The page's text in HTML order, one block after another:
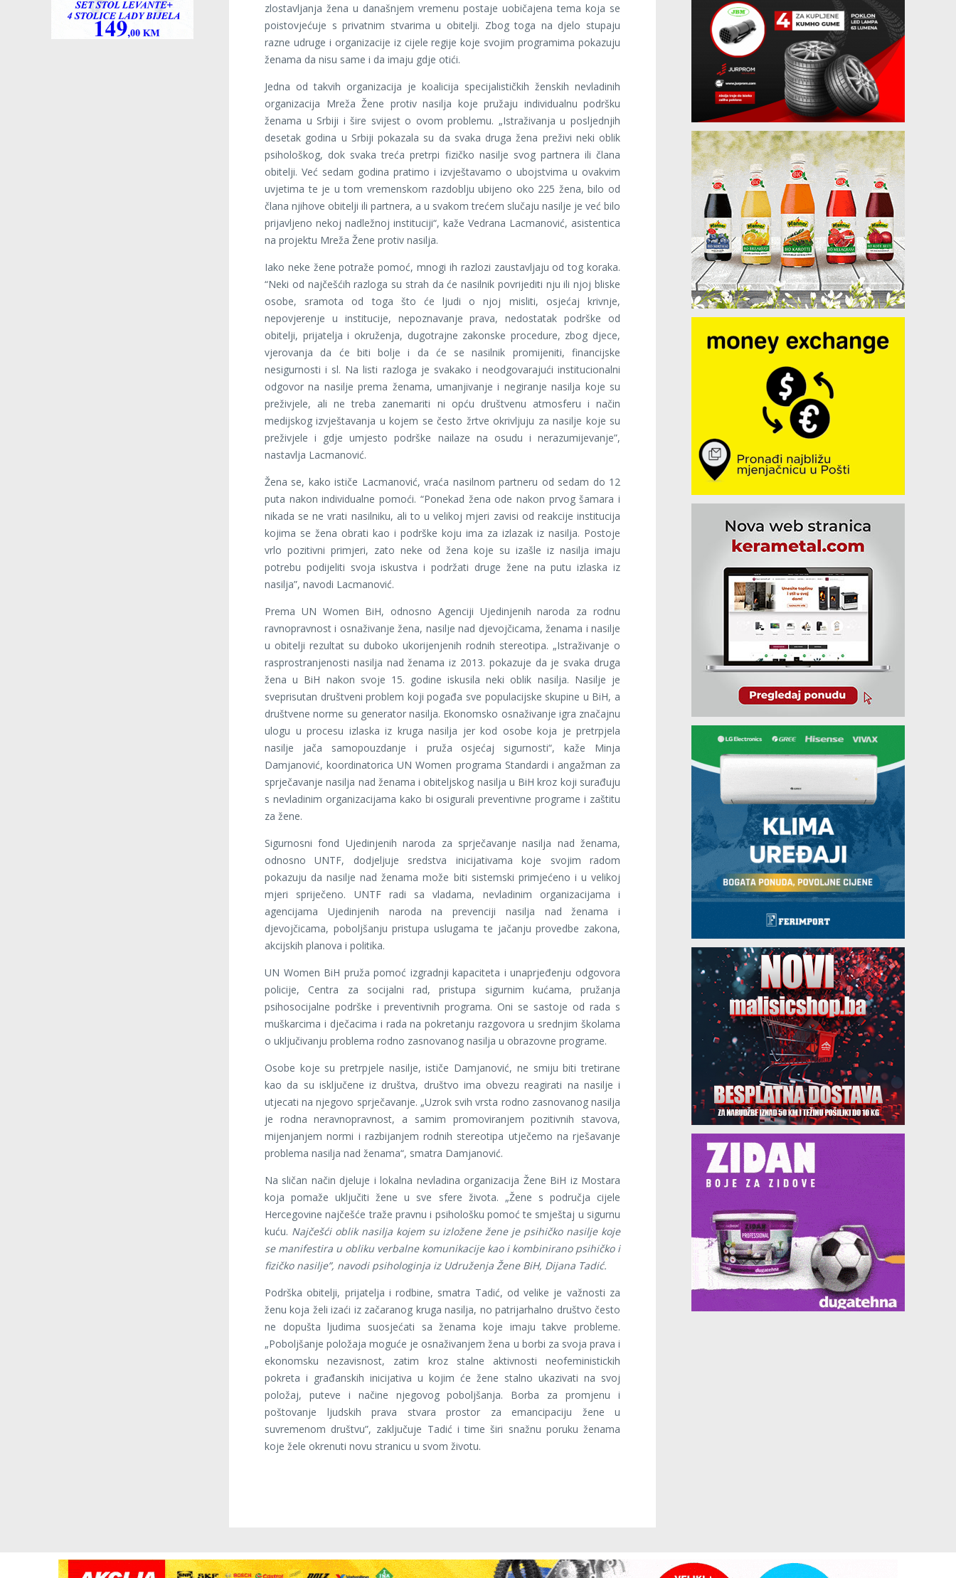
zlostavljanja žena u današnjem vremenu postaje uobičajena tema koja se
poistovjećuje s privatnim stvarima u obitelji. Zbog toga na djelo stupaju
razne udruge i organizacije iz cijele regije koje svojim programima pokazuju
ženama da nisu same i da imaju gdje otići.
Jedna od takvih organizacija je koalicija specijalističkih ženskih nevladinih
organizacija Mreža Žene protiv nasilja koje pružaju individualnu podršku
ženama u Srbiji i šire svijest o ovom problemu. „Istraživanja u posljednjih
desetak godina u Srbiji pokazala su da svaka druga žena preživi neki oblik
psihološkog, dok svaka treća pretrpi fizičko nasilje svog partnera ili člana
obitelji. Već sedam godina pratimo i izvještavamo o ubojstvima u ovakvim
uvjetima te je u tom vremenskom razdoblju ubijeno oko 225 žena, bilo od
člana njihove obitelji ili partnera, a u svakom trećem slučaju nasilje je već bilo
prijavljeno nekoj nadležnoj instituciji“, kaže Vedrana Lacmanović, asistentica
na projektu Mreža Žene protiv nasilja.
Iako neke žene potraže pomoć, mnogi ih razlozi zaustavljaju od tog koraka.
“Neki od najčešćih razloga su strah da će nasilnik povrijediti nju ili njoj bliske
osobe, sramota od toga što će ljudi o njoj misliti, osjećaj krivnje,
nepovjerenje u institucije, nepoznavanje prava, nedostatak podrške od
obitelji, prijatelja i okruženja, dugotrajne zakonske procedure, zbog djece,
vjerovanja da će biti bolje i da će se nasilnik promijeniti, financijske
nesigurnosti i sl. Na listi razloga je svakako i neodgovarajući institucionalni
odgovor na nasilje prema ženama, umanjivanje i negiranje nasilja koje su
preživjele, ali ne treba zanemariti ni opću društvenu atmosferu i način
medijskog izvještavanja u kojem se često žrtve okrivljuju za nasilje koje su
preživjele i gdje umjesto podrške nailaze na osudu i nerazumijevanje”,
nastavlja Lacmanović.
Žena se, kako ističe Lacmanović, vraća nasilnom partneru od sedam do 12
puta nakon individualne pomoći. “Ponekad žena ode nakon prvog šamara i
nikada se ne vrati nasilniku, ali to u velikoj mjeri zavisi od reakcije institucija
kojima se žena obrati kao i podrške koju ima za izlazak iz nasilja. Postoje
vrlo pozitivni primjeri, zato neke od žena koje su izašle iz nasilja imaju
potrebu podijeliti svoja iskustva i podržati druge žene na putu izlaska iz
nasilja”, navodi Lacmanović.
Prema UN Women BiH, odnosno Agenciji Ujedinjenih naroda za rodnu
ravnopravnost i osnaživanje žena, nasilje nad djevojčicama, ženama i nasilje
u obitelji rezultat su duboko ukorijenjenih rodnih stereotipa. „Istraživanje o
rasprostranjenosti nasilja nad ženama iz 2013. pokazuje da je svaka druga
žena u BiH nakon svoje 15. godine iskusila neki oblik nasilja. Nasilje je
sveprisutan društveni problem koji pogađa sve populacijske skupine u BiH, a
društvene norme su generator nasilja. Ekonomsko osnaživanje igra značajnu
ulogu u procesu izlaska iz kruga nasilja jer kod osobe koja je pretrpjela
nasilje jača samopouzdanje i pruža osjećaj sigurnosti“, kaže Minja
Damjanović, koordinatorica UN Women programa Standardi i angažman za
sprječavanje nasilja nad ženama i obiteljskog nasilja u BiH kroz koji surađuju
s nevladinim organizacijama kako bi osigurali preventivne programe i zaštitu
za žene.
Sigurnosni fond Ujedinjenih naroda za sprječavanje nasilja nad ženama,
odnosno UNTF, dodjeljuje sredstva inicijativama koje svojim radom
pokazuju da nasilje nad ženama može biti sistemski primjećeno i u velikoj
mjeri spriječeno. UNTF radi sa vladama, nevladinim organizacijama i
agencijama Ujedinjenih naroda na prevenciji nasilja nad ženama i
djevojčicama, poboljšanju pristupa uslugama te jačanju provedbe zakona,
akcijskih planova i politika.
UN Women BiH pruža pomoć izgradnji kapaciteta i unaprjeđenju odgovora
policije, Centra za socijalni rad, pristupa sigurnim kućama, pružanja
psihosocijalne podrške i preventivnih programa. Oni se sastoje od rada s
muškarcima i dječacima i rada na pokretanju razgovora u srednjim školama
o uključivanju problema rodno zasnovanog nasilja u obrazovne programe.
Osobe koje su pretrpjele nasilje, ističe Damjanović, ne smiju biti tretirane
kao da su isključene iz društva, društvo ima obvezu reagirati na nasilje i
utjecati na njegovo sprječavanje. „Uzrok svih vrsta rodno zasnovanog nasilja
je rodna neravnopravnost, a samim promoviranjem pozitivnih stavova,
mijenjanjem normi i razbijanjem rodnih stereotipa utječemo na rješavanje
problema nasilja nad ženama“, smatra Damjanović.
Na sličan način djeluje i lokalna nevladina organizacija Žene BiH iz Mostara
koja pomaže uključiti žene u sve sfere života. „Žene s područja cijele
Hercegovine najčešće traže pravnu i psihološku pomoć te smještaj u sigurnu
kuću. Najčešći oblik nasilja kojem su izložene žene je psihičko nasilje koje
se manifestira u obliku verbalne komunikacije kao i kombinirano psihičko i
fizičko nasilje”, navodi psihologinja iz Udruženja Žene BiH, Dijana Tadić.
Podrška obitelji, prijatelja i rodbine, smatra Tadić, od velike je važnosti za
ženu koja želi izaći iz začaranog kruga nasilja, no patrijarhalno društvo često
ne dopušta ljudima suosjećati sa ženama koje imaju takve probleme.
„Poboljšanje položaja moguće je osnaživanjem žena u borbi za svoja prava i
ekonomsku nezavisnost, zatim kroz stalne aktivnosti neofeministickih
pokreta i građanskih inicijativa u kojim će žene stalno ukazivati na svoj
položaj, puteve i načine njegovog poboljšanja. Borba za promjenu i
poštovanje ljudskih prava stvara prostor za emancipaciju žene u
suvremenom društvu”, zaključuje Tadić i time širi snažnu poruku ženama
koje žele okrenuti novu stranicu u svom životu.